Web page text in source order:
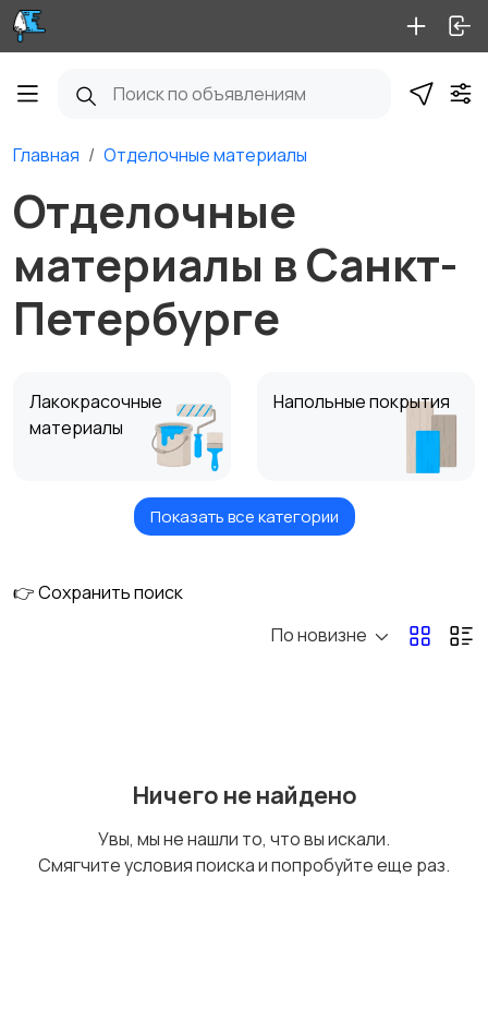
Главная Отделочные материалы
Отделочные
материалы в Санкт-
Петербурге
Лакокрасочные
материалы
Напольные покрытия
Плитка и камни Потолки
Показать все категории
👉 Сохранить поиск
По новизне
Ничего не найдено
Увы, мы не нашли то, что вы искали.
Смягчите условия поиска и попробуйте еще раз.